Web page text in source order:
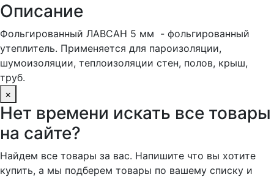
Описание
Фольгированный ЛАВСАН 5 мм - фольгированный
утеплитель. Применяется для пароизоляции,
шумоизоляции, теплоизоляции стен, полов, крыш,
труб.
×
Нет времени искать все товары
на сайте?
Найдем все товары за вас. Напишите что вы хотите
купить, а мы подберем товары по вашему списку и